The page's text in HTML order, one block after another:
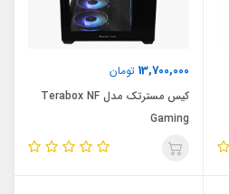
13,700,000 تومان
کیس مسترتک مدل Terabox NF
Gaming